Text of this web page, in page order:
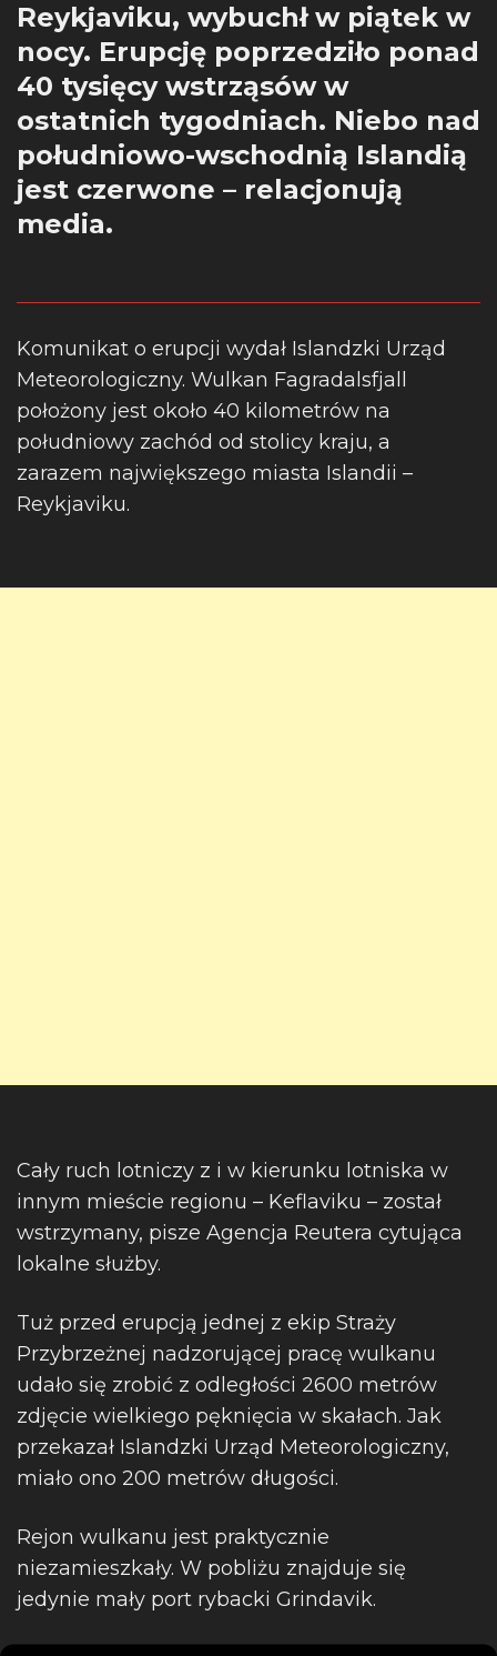
Reykjaviku, wybuchł w piątek w
nocy. Erupcję poprzedziło ponad
40 tysięcy wstrząsów w
ostatnich tygodniach. Niebo nad
południowo-wschodnią Islandią
jest czerwone – relacjonują
media.
Komunikat o erupcji wydał Islandzki Urząd
Meteorologiczny. Wulkan Fagradalsfjall
położony jest około 40 kilometrów na
południowy zachód od stolicy kraju, a
zarazem największego miasta Islandii –
Reykjaviku.
Cały ruch lotniczy z i w kierunku lotniska w
innym mieście regionu – Keflaviku – został
wstrzymany, pisze Agencja Reutera cytująca
lokalne służby.
Tuż przed erupcją jednej z ekip Straży
Przybrzeżnej nadzorującej pracę wulkanu
udało się zrobić z odległości 2600 metrów
zdjęcie wielkiego pęknięcia w skałach. Jak
przekazał Islandzki Urząd Meteorologiczny,
miało ono 200 metrów długości.
Rejon wulkanu jest praktycznie
niezamieszkały. W pobliżu znajduje się
jedynie mały port rybacki Grindavik.